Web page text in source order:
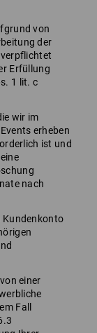
von
der
verpflichtet
Erfüllung
1 lit. c
wir im
erheben
ist und
nach
Kundenkonto
einer
Fall